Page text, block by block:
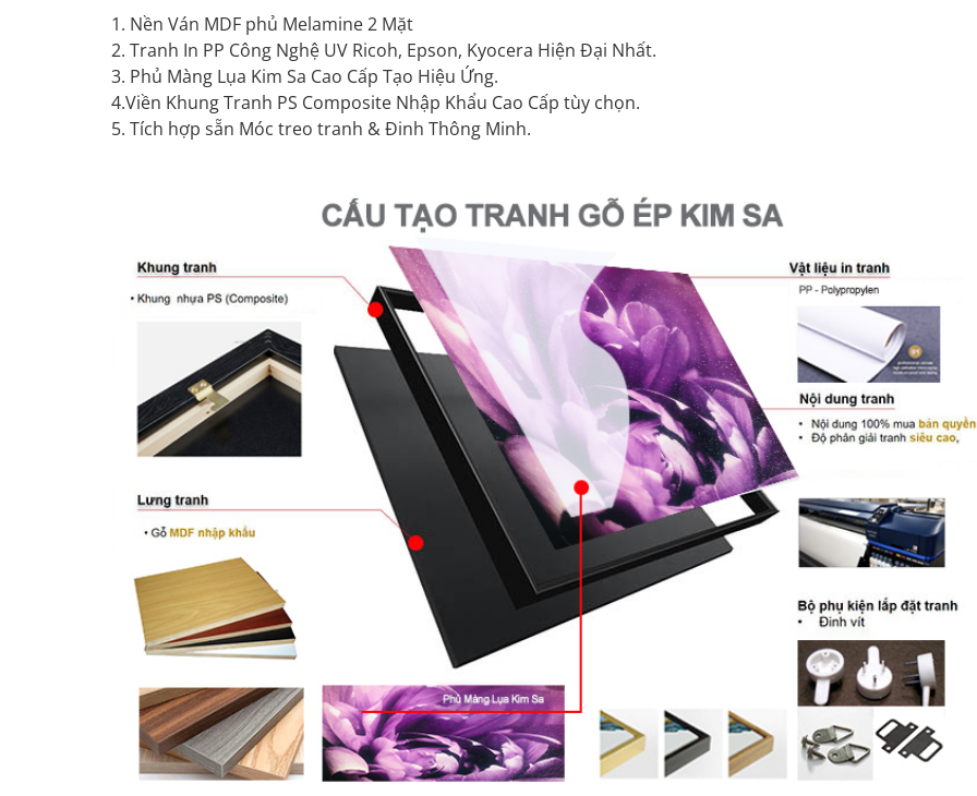
1. Nền Ván MDF phủ Melamine 2 Mặt
2. Tranh In PP Công Nghệ UV Ricoh, Epson, Kyocera Hiện Đại Nhất.
3. Phủ Màng Lụa Kim Sa Cao Cấp Tạo Hiệu Ứng.
4.Viền Khung Tranh PS Composite Nhập Khẩu Cao Cấp tùy chọn.
5. Tích hợp sẵn Móc treo tranh & Đinh Thông Minh.